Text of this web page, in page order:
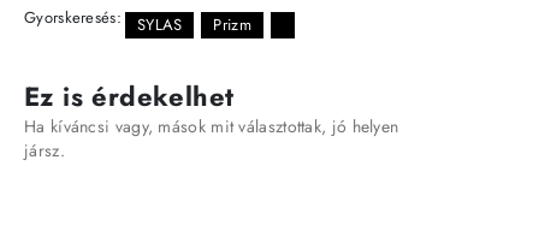
Gyorskeresés: SYLAS Prizm
Ez is érdekelhet
Ha kíváncsi vagy, mások mit választottak, jó helyen
jársz.